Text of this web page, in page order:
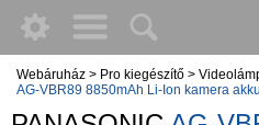
Webáruház > Pro kiegészítő >
AG-VBR89 8850mAh Li-Ion kamera